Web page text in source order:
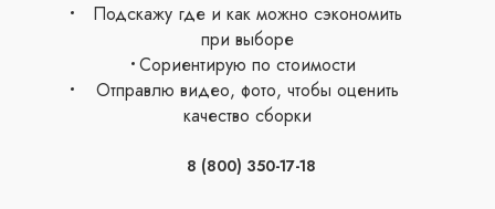
Подскажу где и как можно сэкономить
при выборе
Сориентирую по стоимости
Отправлю видео, фото, чтобы оценить
качество сборки
8 (800) 350-17-18